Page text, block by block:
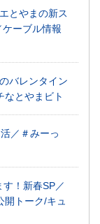
とやまの新ス
ーブル情報
バレンタイン
なとやまビト
／＃みーっ
！新春SP／
トーク/キュ